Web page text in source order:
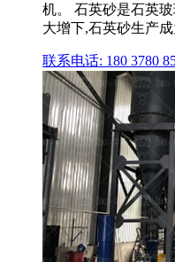
机。 石英砂是石英
大增下,石英砂生产
联系电话: 180 3780